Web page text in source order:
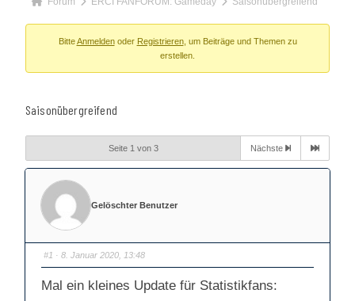
Breadcrumbs
hier:
BitteAnmeldenoder Registrieren, um Beiträge und Themen zu
erstellen.
Saisonübergreifend
Seite 1 von 3 Nächste
Gelöschter Benutzer
#1 · 8. Januar 2020, 13:48
Mal ein kleines Update für Statistikfans: